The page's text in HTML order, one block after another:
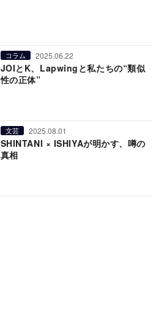
コラム 2025.06.22
JOIとK、Lapwingと私たちの“類似
性の正体”
文芸 2025.08.01
SHINTANI × ISHIYAが明かす、噂の
真相